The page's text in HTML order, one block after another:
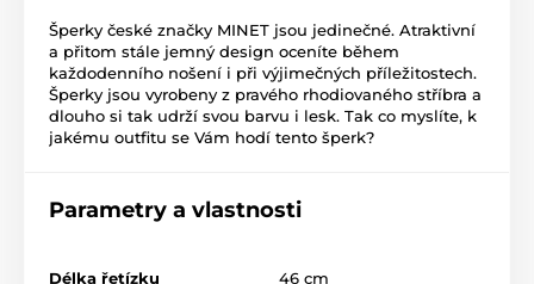
Šperky české značky MINET jsou jedinečné. Atraktivní
a přitom stále jemný design oceníte během
každodenního nošení i při výjimečných příležitostech.
Šperky jsou vyrobeny z pravého rhodiovaného stříbra a
dlouho si tak udrží svou barvu i lesk. Tak co myslíte, k
jakému outfitu se Vám hodí tento šperk?
Parametry a vlastnosti
Délka řetízku 46 cm